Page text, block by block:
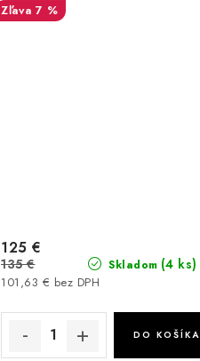
7 %
Skladom (4 ks)
101,63 € bez DPH
125 €
135 €
DO KOŠÍKA